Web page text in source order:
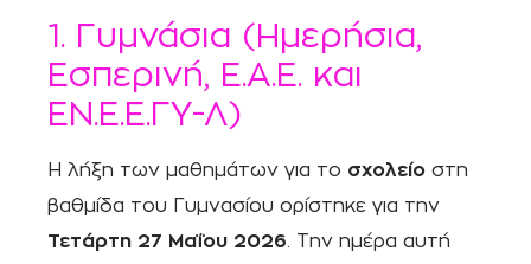
1. Γυμνάσια (Ημερήσια,
Εσπερινή, Ε.Α.Ε. και
ΕΝ.Ε.Ε.ΓΥ-Λ)
Η λήξη των μαθημάτων για το σχολείο στη
βαθμίδα του Γυμνασίου ορίστηκε για την
Τετάρτη 27 Μαΐου 2026 . Την ημέρα αυτή